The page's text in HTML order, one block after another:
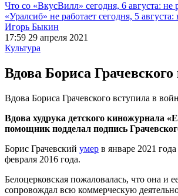
Что со «ВкусВилл» сегодня, 6 августа: не
«Уралсиб» не работает сегодня, 5
Игорь Быкин
17:59 29 апреля 2021
Культура
Вдова Бориса Грачевского
Вдова Бориса Грачевского вступила в
Вдова худрука детского киножурнала
помощник подделал подпись
Борис Грачевский умер в январе 2021
февраля 2016 года.
Белоцерковская пожаловалась, что она и
сопровождал всю коммерческую